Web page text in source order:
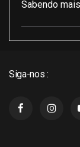
Sabendo
Siga-nos :